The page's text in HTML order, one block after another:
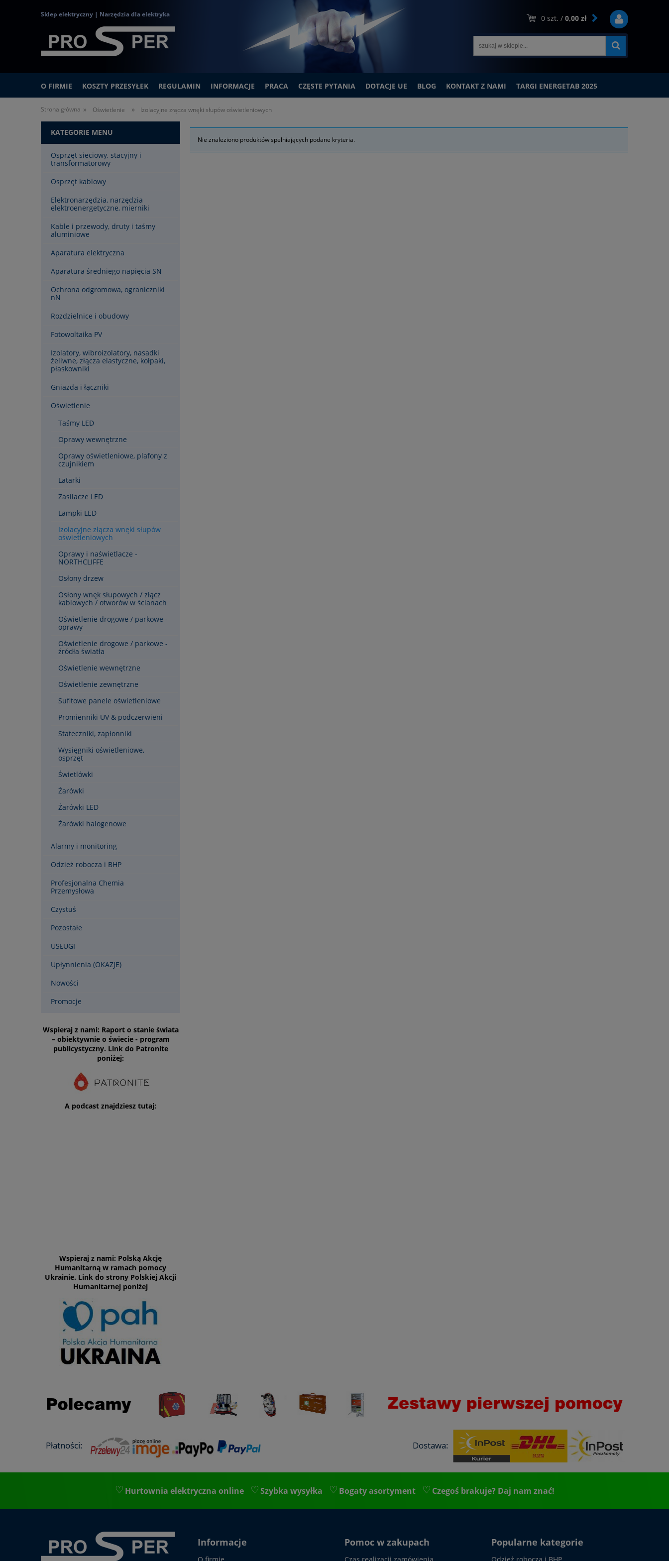
Sklep elektryczny | Narzędzia dla elektryka 0 szt. / 0,00 zł
O FIRMIE KOSZTY PRZESYŁEK REGULAMIN INFORMACJE PRACA CZĘSTE PYTANIA DOTACJE UE BLOG KONTAKT Z NAMI TARGI ENERGETAB 2025
Strona główna » Oświetlenie » Izolacyjne złącza wnęki słupów oświetleniowych
KATEGORIE MENU
Osprzęt sieciowy, stacyjny i
transformatorowy
Osprzęt kablowy
Elektronarzędzia, narzędzia
elektroenergetyczne, mierniki
Kable i przewody, druty i taśmy
aluminiowe
Aparatura elektryczna
Aparatura średniego napięcia SN
Ochrona odgromowa, ograniczniki
nN
Rozdzielnice i obudowy
Fotowoltaika PV
Izolatory, wibroizolatory, nasadki
żeliwne, złącza elastyczne, kołpaki,
płaskowniki
Gniazda i łączniki
Oświetlenie
Taśmy LED
Oprawy wewnętrzne
Oprawy oświetleniowe, plafony z
czujnikiem
Latarki
Zasilacze LED
Lampki LED
Izolacyjne złącza wnęki słupów
oświetleniowych
Oprawy i naświetlacze -
NORTHCLIFFE
Osłony drzew
Osłony wnęk słupowych / złącz
kablowych / otworów w ścianach
Oświetlenie drogowe / parkowe -
oprawy
Oświetlenie drogowe / parkowe -
źródła światła
Oświetlenie wewnętrzne
Oświetlenie zewnętrzne
Sufitowe panele oświetleniowe
Promienniki UV & podczerwieni
Stateczniki, zapłonniki
Wysięgniki oświetleniowe,
osprzęt
Świetlówki
Żarówki
Żarówki LED
Źarówki halogenowe
Alarmy i monitoring
Odzież robocza i BHP
Profesjonalna Chemia
Przemysłowa
Czystuś
Pozostałe
USŁUGI
Upłynnienia (OKAZJE)
Nowości
Promocje
Wspieraj z nami: Raport o stanie świata
– obiektywnie o świecie - program
publicystyczny. Link do Patronite
poniżej:
A podcast znajdziesz tutaj:
Wspieraj z nami: Polską Akcję
Humanitarną w ramach pomocy
Ukrainie. Link do strony Polskiej Akcji
Humanitarnej poniżej
Nie znaleziono produktów spełniających podane kryteria.
Płatności: Dostawa:
Hurtownia elektryczna online Szybka wysyłka Bogaty asortyment Czegoś brakuje? Daj nam znać!
Informacje Pomoc w zakupach Popularne kategorie